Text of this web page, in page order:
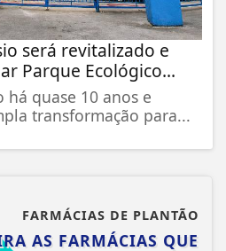
será revitalizado e
Parque Ecológico...
há quase 10 anos e
transformação para...
FARMÁCIAS DE PLANTÃO
AS FARMÁCIAS QUE